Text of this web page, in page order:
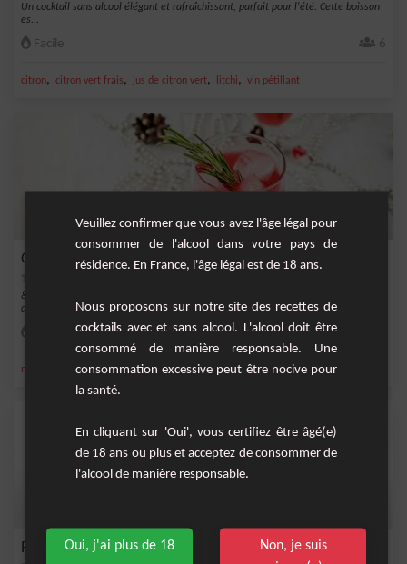
Un cocktail sans alcool élégant et rafraîchissant, parfait pour l'été. Cette boisson
es...
Facile 6
citron, citron vert frais, jus de citron vert, litchi, vin pétillant
Grapefruit Royal
&nbsp;Un cocktail sans alcool à base de pétillant, de pamplemousse, de citron et
de men...
Moyenne
menthe fraîche,citron,citron jaune,jus de citron jaune,jus de pamplemousse
Parma Violet
Veuillez confirmer que vous avez l'âge légal pour
consommer de l'alcool dans votre pays de
résidence. En France, l'âge légal est de 18 ans.
Nous proposons sur notre site des recettes de
cocktails avec et sans alcool. L'alcool doit être
consommé de manière responsable. Une
consommation excessive peut être nocive pour
la santé.
En cliquant sur 'Oui', vous certifiez être âgé(e)
de 18 ans ou plus et acceptez de consommer de
l'alcool de manière responsable.
Oui, j'ai plus de 18
Non, je suis